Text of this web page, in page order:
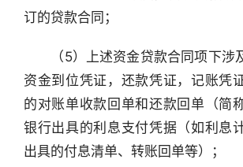
订的贷款合同；
（5）上述资金贷款合同项下涉
资金到位凭证，还款凭证，记账凭
的对账单收款回单和还款回单（简
银行出具的利息支付凭据（如利息
出具的付息清单、转账回单等）；